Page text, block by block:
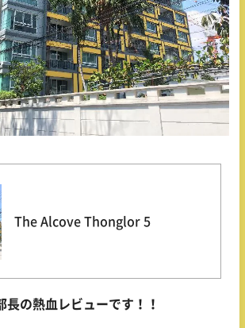
The Alcove Thonglor 5
長の熱血レビューです！！